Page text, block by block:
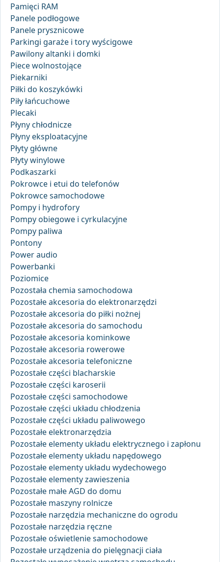
Pamięci RAM
Panele podłogowe
Panele prysznicowe
Parkingi garaże i tory wyścigowe
Pawilony altanki i domki
Piece wolnostojące
Piekarniki
Piłki do koszykówki
Piły łańcuchowe
Plecaki
Płyny chłodnicze
Płyny eksploatacyjne
Płyty główne
Płyty winylowe
Podkaszarki
Pokrowce i etui do telefonów
Pokrowce samochodowe
Pompy i hydrofory
Pompy obiegowe i cyrkulacyjne
Pompy paliwa
Pontony
Power audio
Powerbanki
Poziomice
Pozostała chemia samochodowa
Pozostałe akcesoria do elektronarzędzi
Pozostałe akcesoria do piłki nożnej
Pozostałe akcesoria do samochodu
Pozostałe akcesoria kominkowe
Pozostałe akcesoria rowerowe
Pozostałe akcesoria telefoniczne
Pozostałe części blacharskie
Pozostałe części karoserii
Pozostałe części samochodowe
Pozostałe części układu chłodzenia
Pozostałe części układu paliwowego
Pozostałe elektronarzędzia
Pozostałe elementy układu elektrycznego i zapłonu
Pozostałe elementy układu napędowego
Pozostałe elementy układu wydechowego
Pozostałe elementy zawieszenia
Pozostałe małe AGD do domu
Pozostałe maszyny rolnicze
Pozostałe narzędzia mechaniczne do ogrodu
Pozostałe narzędzia ręczne
Pozostałe oświetlenie samochodowe
Pozostałe urządzenia do pielęgnacji ciała